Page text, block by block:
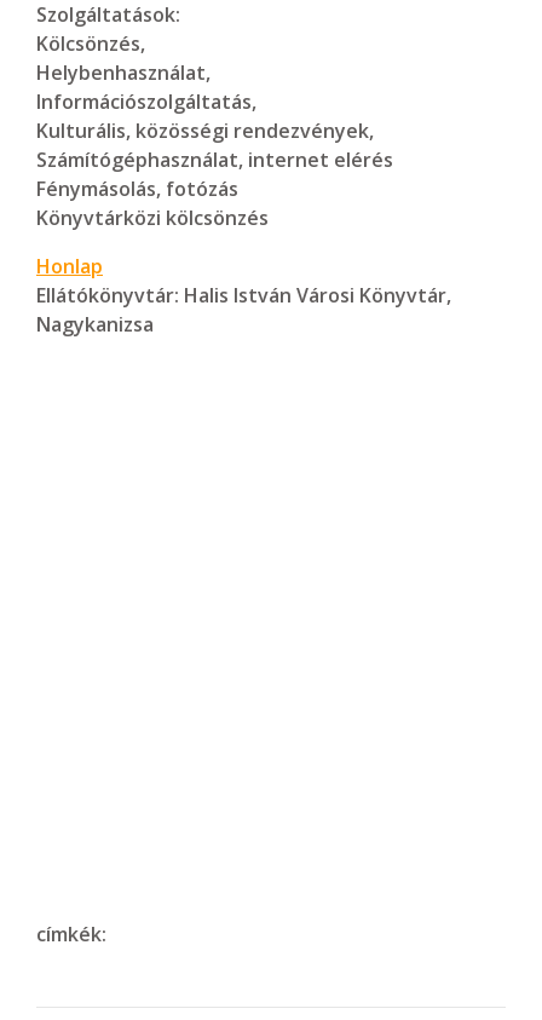
Szolgáltatások:
Kölcsönzés,
Helybenhasználat,
Információszolgáltatás,
Kulturális, közösségi rendezvények,
Számítógéphasználat, internet elérés
Fénymásolás, fotózás
Könyvtárközi kölcsönzés
Honlap
Ellátókönyvtár: Halis István Városi Könyvtár,
Nagykanizsa
címkék: